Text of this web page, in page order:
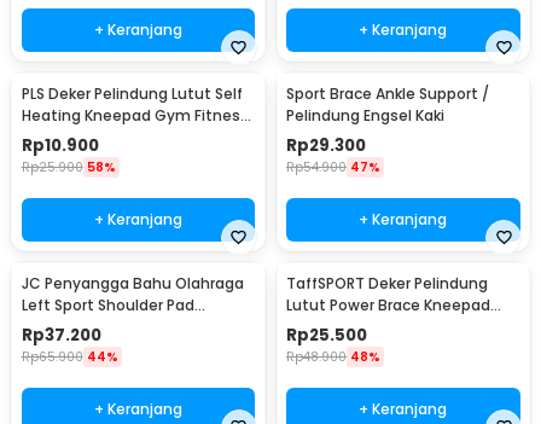
+ Keranjang + Keranjang
PLS Deker Pelindung Lutut Self
Heating Kneepad Gym Fitness
2 PCS
Rp10.900
Rp25.900 58%
+ Keranjang
Sport Brace Ankle Support /
Pelindung Engsel Kaki
Rp29.300
Rp54.900 47%
+ Keranjang
JC Penyangga Bahu Olahraga
Left Sport Shoulder Pad
Polyester - A0789
Rp37.200
Rp65.900 44%
+ Keranjang
TaffSPORT Deker Pelindung
Lutut Power Brace Kneepad
Gym Fitness 1 PCS - A-0512
Rp25.500
Rp48.900 48%
+ Keranjang